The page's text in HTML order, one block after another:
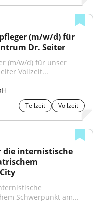
(m/w/d) für
Dr. Seiter
(m/w/d) für unser
Vollzeit...
Teilzeit Vollzeit
die internistische
Schwerpunkt am...